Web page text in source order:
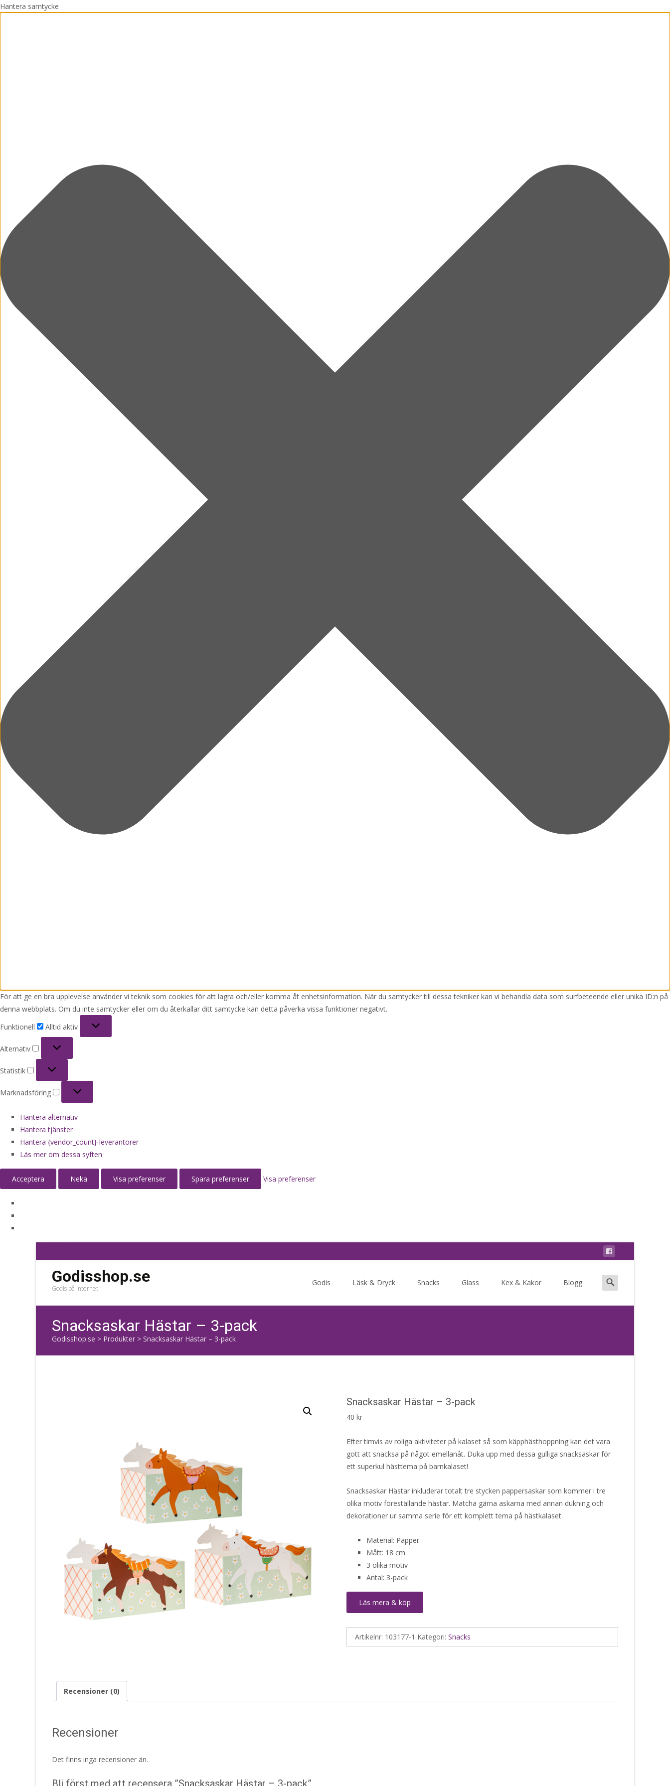
Hantera samtycke
För att ge en bra upplevelse använder vi teknik som cookies för att lagra och/eller komma åt enhetsinformation. När du samtycker till dessa tekniker kan vi behandla data som surfbeteende eller unika ID:n på
denna webbplats. Om du inte samtycker eller om du återkallar ditt samtycke kan detta påverka vissa funktioner negativt.
Funktionell
Alltid aktiv
Alternativ
Statistik
Marknadsföring
Hantera alternativ
Hantera tjänster
Hantera {vendor_count}-leverantörer
Läs mer om dessa syften
Acceptera Neka Visa preferenser Spara preferenser Visa preferenser
Godisshop.se
Godis på internet
Godis Läsk & Dryck Snacks Glass Kex & Kakor Blogg
Search
for:
Snacksaskar Hästar – 3-pack
Godisshop.se > Produkter > Snacksaskar Hästar – 3-pack
Snacksaskar Hästar – 3-pack
40 kr
Efter timvis av roliga aktiviteter på kalaset så som käpphästhoppning kan det vara
gott att snacksa på något emellanåt. Duka upp med dessa gulliga snacksaskar för
ett superkul hästtema på barnkalaset!
Snacksaskar Hästar inkluderar totalt tre stycken pappersaskar som kommer i tre
olika motiv föreställande hästar. Matcha gärna askarna med annan dukning och
dekorationer ur samma serie för ett komplett tema på hästkalaset.
Material: Papper
Mått: 18 cm
3 olika motiv
Antal: 3-pack
Läs mera & köp
Artikelnr: 103177-1 Kategori: Snacks
Recensioner (0)
Recensioner
Det finns inga recensioner än.
Bli först med att recensera ”Snacksaskar Hästar – 3-pack”